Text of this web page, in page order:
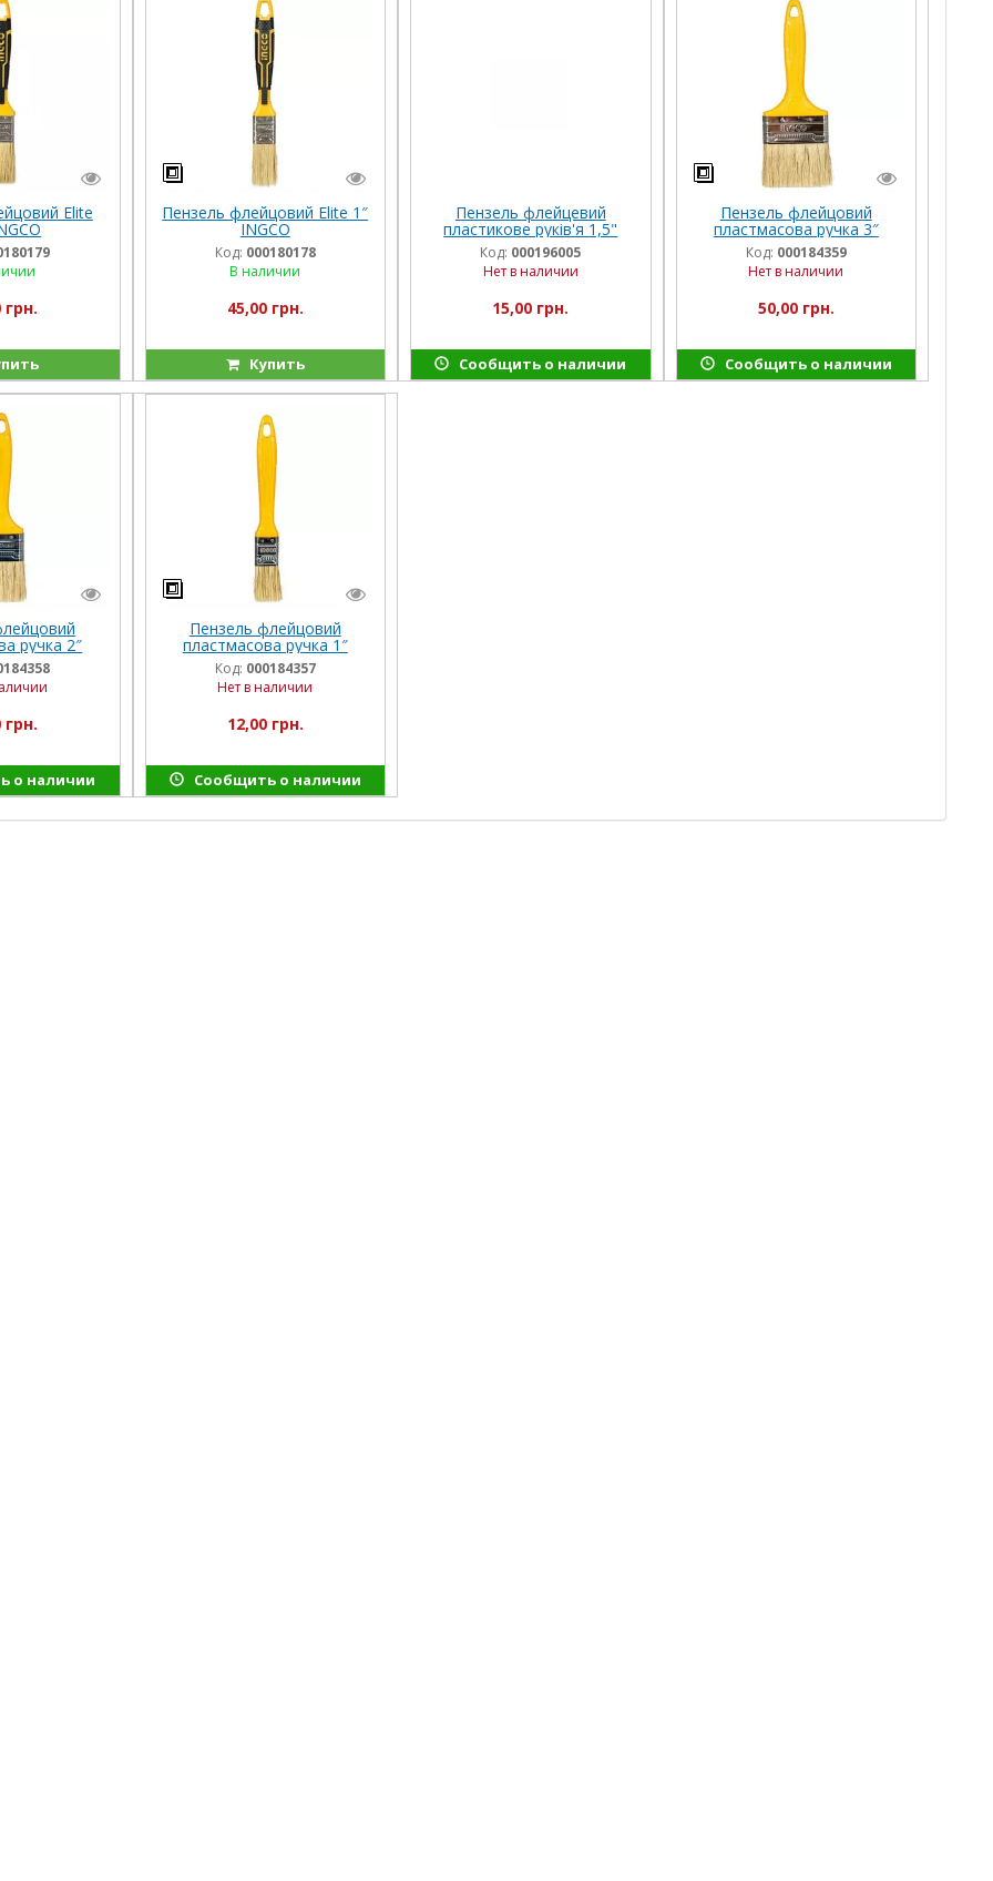
Elite
грн.
Пензель флейцовий Elite 1″
INGCO
Код: 000180178
В наличии
45,00 грн.
Купить
Пензель флейцевий
пластикове руків'я 1,5"
INGCO Super Select
Код: 000196005
Нет в наличии
15,00 грн.
Сообщить о наличии
Пензель флейцовий
пластмасова ручка 3″
INGCO Super Select
Код: 000184359
Нет в наличии
50,00 грн.
Сообщить о наличии
ручка 2″
Select
грн.
о наличии
Пензель флейцовий
пластмасова ручка 1″
INGCO Super Select
Код: 000184357
Нет в наличии
12,00 грн.
Сообщить о наличии